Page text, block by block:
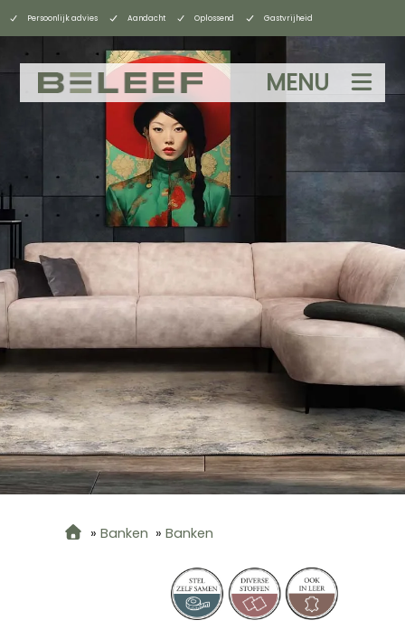
Persoonlijk advies Aandacht Oplossend Gastvrijheid
MENU
» Banken » Banken